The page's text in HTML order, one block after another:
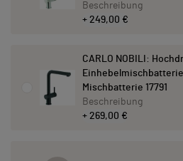
+ 249,00 €
Beschreibung
CARLO NOBILI:
Mischbatterie 17791
+ 269,00 €
Beschreibung